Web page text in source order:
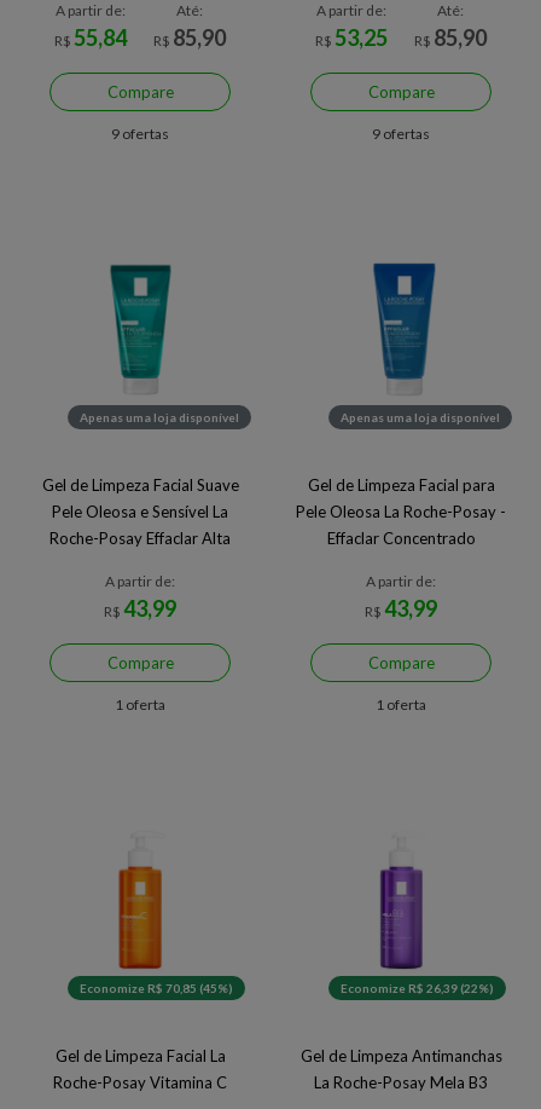
A partir de:
R$55,84
Até:
R$ 85,90
Compare
9 ofertas
A partir de:
R$53,25
Até:
R$ 85,90
Compare
9 ofertas
Apenas uma loja disponível
Gel de Limpeza Facial Suave
Pele Oleosa e Sensível La
Roche-Posay Effaclar Alta
A partir de:
R$ 43,99
Compare
1 oferta
Apenas uma loja disponível
Gel de Limpeza Facial para
Pele Oleosa La Roche-Posay -
Effaclar Concentrado
A partir de:
R$ 43,99
Compare
1 oferta
Economize R$ 70,85 (45%)
Gel de Limpeza Facial La
Roche-Posay Vitamina C
Economize R$ 26,39 (22%)
Gel de Limpeza Antimanchas
La Roche-Posay Mela B3